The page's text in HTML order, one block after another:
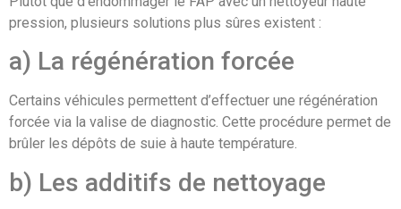
pression, plusieurs solutions plus sûres existent :
a) La régénération forcée
Certains véhicules permettent d’effectuer une régénération
forcée via la valise de diagnostic. Cette procédure permet de
brûler les dépôts de suie à haute température.
b) Les additifs de nettoyage